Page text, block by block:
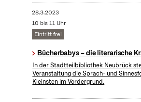
28.3.2023
10 bis 11 Uhr
Eintritt frei
Bücherbabys – die literarische
In der Stadtteilbibliothek Neubrück
Veranstaltung die Sprach- und
Kleinsten im Vordergrund.